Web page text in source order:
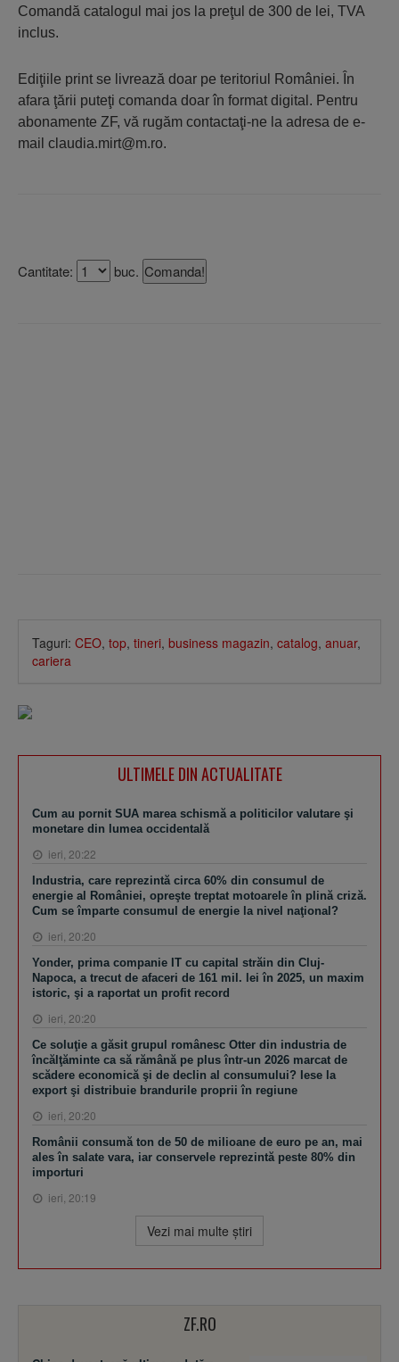
Comandă catalogul mai jos la preţul de 300 de lei, TVA
inclus.
Ediţiile print se livrează doar pe teritoriul României. În
afara ţării puteţi comanda doar în format digital. Pentru
abonamente ZF, vă rugăm contactaţi-ne la adresa de e-
mail claudia.mirt@m.ro.
Cantitate: buc.
Taguri: CEO, top, tineri, business magazin, catalog, anuar,
cariera
ULTIMELE DIN ACTUALITATE
Cum au pornit SUA marea schismă a politicilor valutare şi
monetare din lumea occidentală
ieri, 20:22
Industria, care reprezintă circa 60% din consumul de
energie al României, opreşte treptat motoarele în plină criză.
Cum se împarte consumul de energie la nivel naţional?
ieri, 20:20
Yonder, prima companie IT cu capital străin din Cluj-
Napoca, a trecut de afaceri de 161 mil. lei în 2025, un maxim
istoric, şi a raportat un profit record
ieri, 20:20
Ce soluţie a găsit grupul românesc Otter din industria de
încălţăminte ca să rămână pe plus într-un 2026 marcat de
scădere economică şi de declin al consumului? Iese la
export şi distribuie brandurile proprii în regiune
ieri, 20:20
Românii consumă ton de 50 de milioane de euro pe an, mai
ales în salate vara, iar conservele reprezintă peste 80% din
importuri
ieri, 20:19
Vezi mai multe ştiri
ZF.RO